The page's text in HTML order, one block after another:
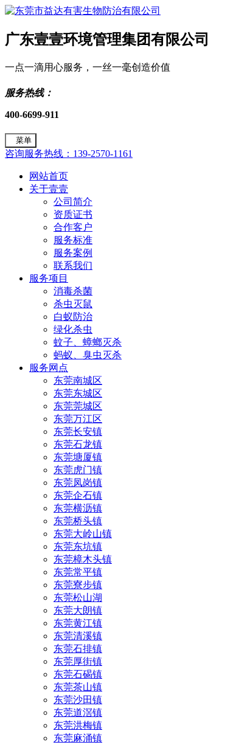
广东壹壹环境管理集团有限公司
一点一滴用心服务，一丝一毫创造价值
服务热线：
400-6699-911
菜单
咨询服务热线：139-2570-1161
网站首页
关于壹壹
公司简介
资质证书
合作客户
服务标准
服务案例
联系我们
服务项目
消毒杀菌
杀虫灭鼠
白蚁防治
绿化杀虫
蚊子、蟑螂灭杀
蚂蚁、臭虫灭杀
服务网点
东莞南城区
东莞东城区
东莞莞城区
东莞万江区
东莞长安镇
东莞石龙镇
东莞塘厦镇
东莞虎门镇
东莞凤岗镇
东莞企石镇
东莞横沥镇
东莞桥头镇
东莞大岭山镇
东莞东坑镇
东莞樟木头镇
东莞常平镇
东莞寮步镇
东莞松山湖
东莞大朗镇
东莞黄江镇
东莞清溪镇
东莞石排镇
东莞厚街镇
东莞石碣镇
东莞茶山镇
东莞沙田镇
东莞道滘镇
东莞洪梅镇
东莞麻涌镇